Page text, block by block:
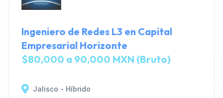
Ingeniero de Redes L3 en Capital
Empresarial Horizonte
$80,000 a 90,000 MXN (Bruto)
Jalisco - Híbrido